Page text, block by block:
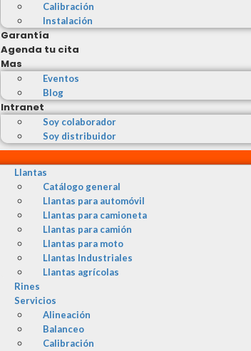
Calibración
Instalación
Garantía
Agenda tu cita
Mas
Eventos
Blog
Intranet
Soy colaborador
Soy distribuidor
Llantas
Catálogo general
Llantas para automóvil
Llantas para camioneta
Llantas para camión
Llantas para moto
Llantas Industriales
Llantas agrícolas
Rines
Servicios
Alineación
Balanceo
Calibración